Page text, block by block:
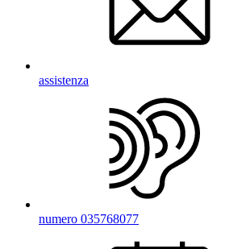
assistenza
numero 035768077